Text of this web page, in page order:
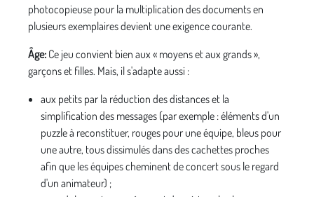
photocopieuse pour la multiplication des documents en
plusieurs exemplaires devient une exigence courante.
Âge: Ce jeu convient bien aux « moyens et aux grands »,
garçons et filles. Mais, il s'adapte aussi :
aux petits par la réduction des distances et la
simplification des messages (par exemple : éléments d'un
puzzle à reconstituer, rouges pour une équipe, bleus pour
une autre, tous dissimulés dans des cachettes proches
afin que les équipes cheminent de concert sous le regard
d'un animateur) ;